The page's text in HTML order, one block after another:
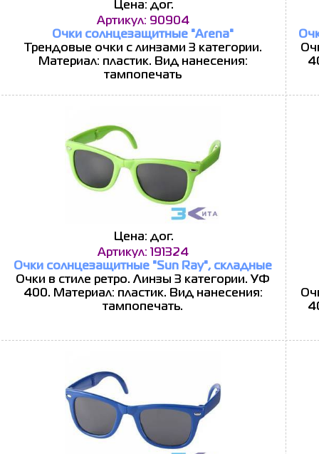
Цена: дог.
Артикул: 90904
Очки солнцезащитные "Arena"
Трендовые очки с линзами 3 категории.
Материал: пластик. Вид нанесения:
тампопечать
Цена: дог.
Артикул: 191324
Очки солнцезащитные "Sun Ray", складные
Очки в стиле ретро. Линзы 3 категории. УФ
400. Материал: пластик. Вид нанесения:
тампопечать.